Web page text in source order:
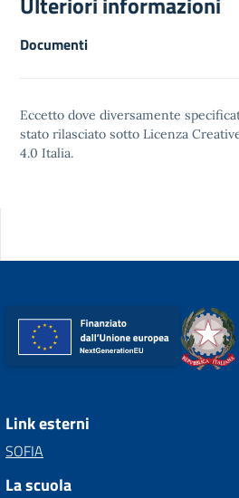
Documenti
Eccetto dove diversamente
stato rilasciato sotto Licenza
4.0 Italia.
Link esterni
SOFIA
La scuola